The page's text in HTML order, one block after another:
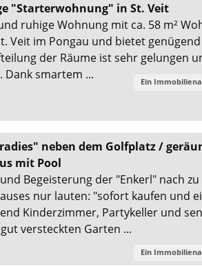
"Starterwohnung" in St. Veit
ruhige Wohnung mit ca. 58 m²
Veit im Pongau und bietet
der Räume ist sehr gelungen
Dank smartem ...
Ein
neben dem Golfplatz /
mit Pool
Begeisterung der "Enkerl" nach
nur lauten: "sofort kaufen und
Kinderzimmer, Partykeller und
versteckten Garten ...
Ein